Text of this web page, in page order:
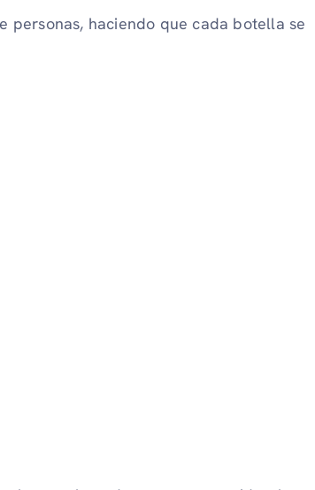
personas, haciendo que cada botella se